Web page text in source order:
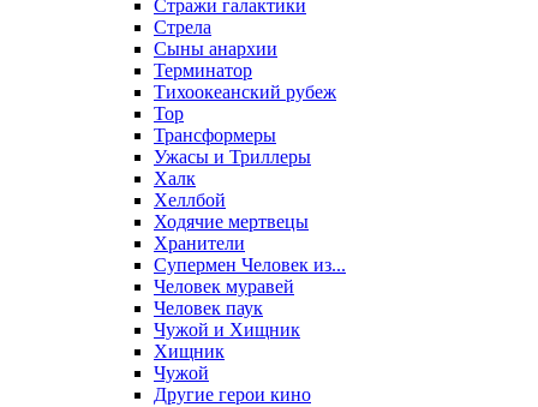
Стражи галактики
Стрела
Сыны анархии
Терминатор
Тихоокеанский рубеж
Тор
Трансформеры
Ужасы и Триллеры
Халк
Хеллбой
Ходячие мертвецы
Хранители
Супермен Человек из...
Человек муравей
Человек паук
Чужой и Хищник
Хищник
Чужой
Другие герои кино